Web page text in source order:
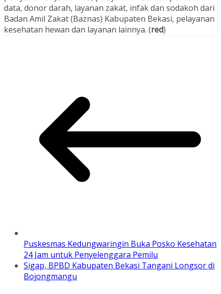
data, donor darah, layanan zakat, infak dan sodakoh dari
Badan Amil Zakat (Baznas) Kabupaten Bekasi, pelayanan
kesehatan hewan dan layanan lainnya. (red)
Puskesmas Kedungwaringin Buka Posko Kesehatan
24 Jam untuk Penyelenggara Pemilu
Sigap, BPBD Kabupaten Bekasi Tangani Longsor di
Bojongmangu